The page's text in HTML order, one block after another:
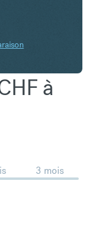
à
3 mois